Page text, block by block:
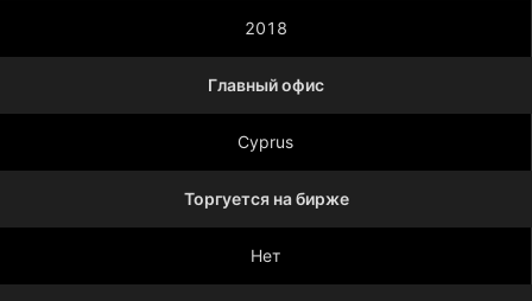
2018
Главный офис
Cyprus
Торгуется на бирже
Нет